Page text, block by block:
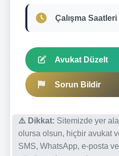
Çalışma Saatleri
Avukat Düzelt
Sorun Bildir
⚠️ Dikkat: Sitemizde yer
olursa olsun, hiçbir avukat
SMS, WhatsApp, e-posta